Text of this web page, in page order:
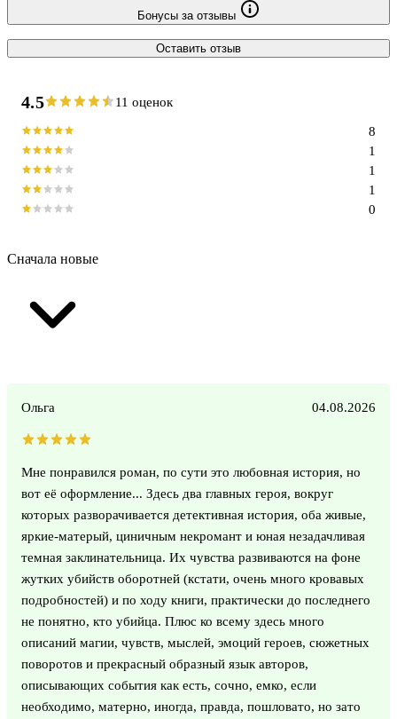
Бонусы за отзывы
Оставить отзыв
4.5 11 оценок
0
1
1
1
8
Сначала новые
Ольга 04.08.2026
Мне понравился роман, по сути это любовная история, но
вот её оформление... Здесь два главных героя, вокруг
которых разворачивается детективная история, оба живые,
яркие-матерый, циничным некромант и юная незадачливая
темная заклинательница. Их чувства развиваются на фоне
жутких убийств оборотней (кстати, очень много кровавых
подробностей) и по ходу книги, практически до последнего
не понятно, кто убийца. Плюс ко всему здесь много
описаний магии, чувств, мыслей, эмоций героев, сюжетных
поворотов и прекрасный образный язык авторов,
описывающих события как есть, сочно, емко, если
необходимо, матерно, иногда, правда, пошловато, но зато